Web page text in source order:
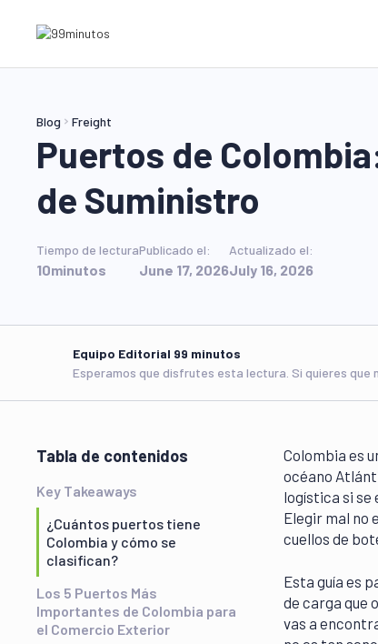
Blog Freight
Puertos de
de Suministro
Tiempo de lectura
10minutos
Publicado el:
June 17, 2026
Actualizado el:
July 16, 2026
Equipo Editorial 99 minutos
Esperamos que disfrutes esta lectura. Si quieres
Tabla de contenidos
Key Takeaways
¿Cuántos puertos tiene
Colombia y cómo se
clasifican?
Los 5 Puertos Más
Importantes de Colombia para
el Comercio Exterior
Colombia es
océano
logística si se
Elegir mal no
cuellos de
Esta guía es
de carga que
vas a